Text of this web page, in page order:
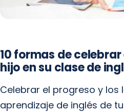
10 formas de
hijo en su clase de
Celebrar el progreso y los
aprendizaje de inglés de